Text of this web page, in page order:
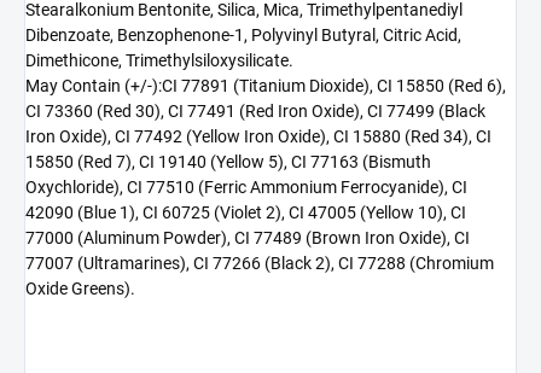
Stearalkonium Bentonite, Silica, Mica, Trimethylpentanediyl
Dibenzoate, Benzophenone-1, Polyvinyl Butyral, Citric Acid,
Dimethicone, Trimethylsiloxysilicate.
May Contain (+/-):CI 77891 (Titanium Dioxide), CI 15850 (Red 6),
CI 73360 (Red 30), CI 77491 (Red Iron Oxide), CI 77499 (Black
Iron Oxide), CI 77492 (Yellow Iron Oxide), CI 15880 (Red 34), CI
15850 (Red 7), CI 19140 (Yellow 5), CI 77163 (Bismuth
Oxychloride), CI 77510 (Ferric Ammonium Ferrocyanide), CI
42090 (Blue 1), CI 60725 (Violet 2), CI 47005 (Yellow 10), CI
77000 (Aluminum Powder), CI 77489 (Brown Iron Oxide), CI
77007 (Ultramarines), CI 77266 (Black 2), CI 77288 (Chromium
Oxide Greens).